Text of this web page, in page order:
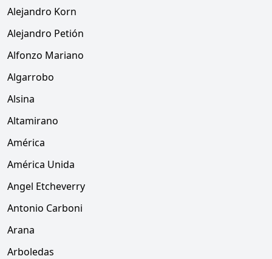
Alejandro Korn
Alejandro Petión
Alfonzo Mariano
Algarrobo
Alsina
Altamirano
América
América Unida
Angel Etcheverry
Antonio Carboni
Arana
Arboledas